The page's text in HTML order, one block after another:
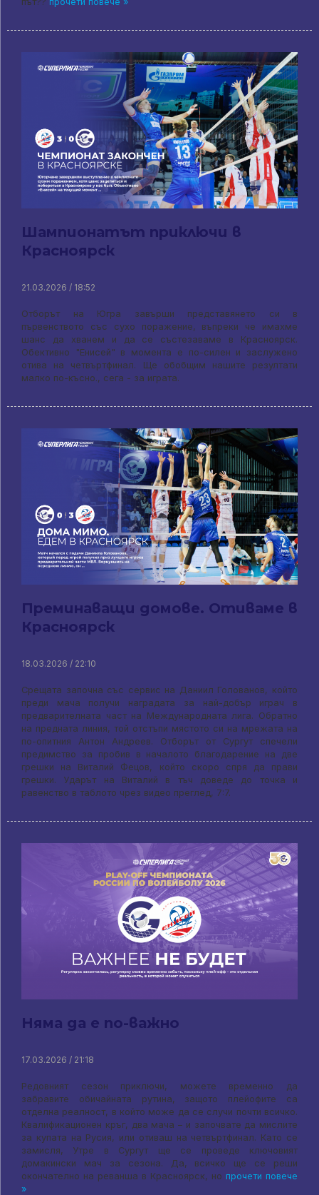
Шампионатът приключи в
Красноярск
21.03.2026 / 18:52
Отборът на Югра завърши представянето си в
първенството със сухо поражение, въпреки че имахме
шанс да хванем и да се състезаваме в Красноярск.
Обективно "Енисей" в момента е по-силен и заслужено
отива на четвъртфинал. Ще обобщим нашите резултати
малко по-късно., сега - за играта.
Преминаващи домове. Отиваме в
Красноярск
18.03.2026 / 22:10
Срещата започна със сервис на Даниил Голованов, който
преди мача получи наградата за най-добър играч в
предварителната част на Международната лига. Обратно
на предната линия, той отстъпи мястото си на мрежата на
по-опитния Антон Андреев. Отборът от Сургут спечели
предимство за пробив в началото благодарение на две
грешки на Виталий Фецов, който скоро спря да прави
грешки. Ударът на Виталий в тъч доведе до точка и
равенство в таблото чрез видео преглед, 7:7.
Няма да е по-важно
17.03.2026 / 21:18
Редовният сезон приключи, можете временно да
забравите обичайната рутина, защото плейофите са
отделна реалност, в който може да се случи почти всичко.
Квалификационен кръг, два мача – и започвате да мислите
за купата на Русия, или отиваш на четвъртфинал. Като се
замисля, Утре в Сургут ще се проведе ключовият
домакински мач за сезона. Да, всичко ще се реши
окончателно на реванша в Красноярск, но прочети повече
»